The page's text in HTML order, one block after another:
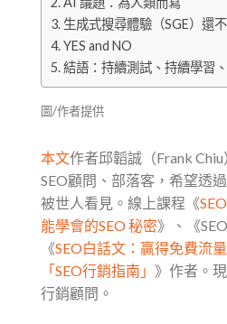
生成式搜尋體驗（SGE）還
YES and NO
結語：持續測試、持續學習
圖/作者提供
本文作者邱韜誠（Frank
SEO顧問、部落客，希望透
被世人看見。線上課程《
能學會的SEO 秘密》、《
《SEO白話文：贏得免費流
「SEO行銷指南」 》作者。
行銷顧問。